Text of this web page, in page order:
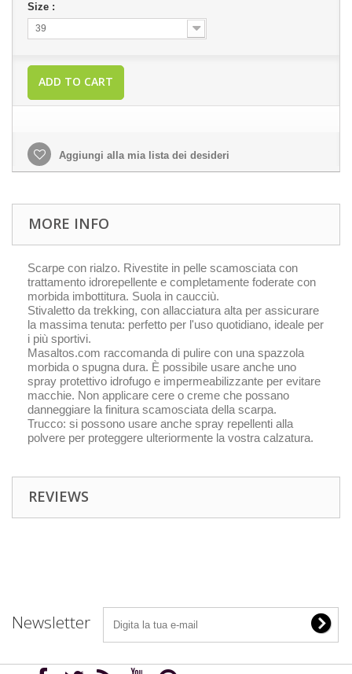
Size :
39
ADD TO CART
Aggiungi alla mia lista dei desideri
MORE INFO
Scarpe con rialzo. Rivestite in pelle scamosciata con
trattamento idrorepellente e completamente foderate con
morbida imbottitura. Suola in caucciù.
Stivaletto da trekking, con allacciatura alta per assicurare
la massima tenuta: perfetto per l'uso quotidiano, ideale per
i più sportivi.
Masaltos.com raccomanda di pulire con una spazzola
morbida o spugna dura. È possibile usare anche uno
spray protettivo idrofugo e impermeabilizzante per evitare
macchie. Non applicare cere o creme che possano
danneggiare la finitura scamosciata della scarpa.
Trucco: si possono usare anche spray repellenti alla
polvere per proteggere ulteriormente la vostra calzatura.
REVIEWS
Newsletter